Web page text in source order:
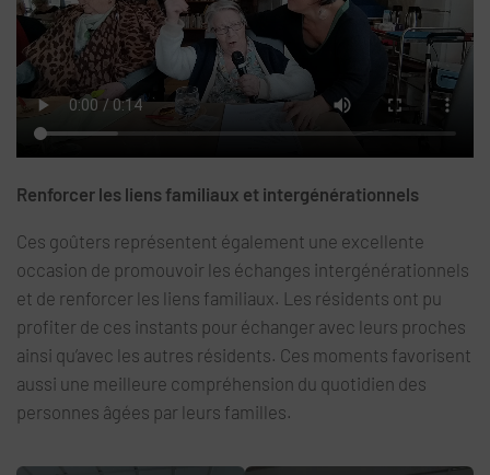
Renforcer les liens familiaux et intergénérationnels
Ces goûters représentent également une excellente
occasion de promouvoir les échanges intergénérationnels
et de renforcer les liens familiaux. Les résidents ont pu
profiter de ces instants pour échanger avec leurs proches
ainsi qu’avec les autres résidents. Ces moments favorisent
aussi une meilleure compréhension du quotidien des
personnes âgées par leurs familles.